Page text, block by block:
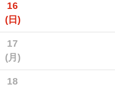
16
(日)
17
(月)
18